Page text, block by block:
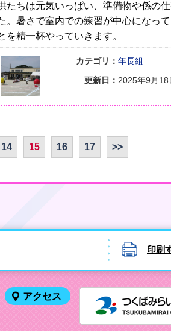
たちは元気いっぱい、準備物や係の
。暑さで室内での練習が中心になっ
を精一杯やっていきます。
カテゴリ： 年長組
更新日： 2025年9月18
14 15 16 17 >>
印刷
アクセス